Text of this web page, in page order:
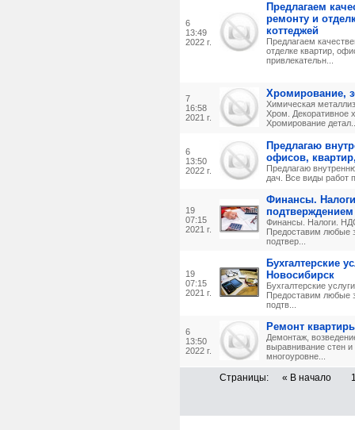
6
13:49
2022 г.
Предлагаем
ремонту и
коттеджей
Предлагаем
отделке квартир,
привлекательн...
7
16:58
2021 г.
Хромирование,
Химическая
Хром. Декоративное
Хромирование
6
13:50
2022 г.
Предлагаю
офисов,
Предлагаю
дач. Все виды работ
19
07:15
2021 г.
Финансы.
подтверждением
Финансы. Налоги.
Предоставим любые
подтвер...
19
07:15
2021 г.
Бухгалтерские
Новосибирск
Бухгалтерские
Предоставим любые
подтв...
6
13:50
2022 г.
Ремонт
Демонтаж,
выравнивание стен и
многоуровне...
Страницы: « В начало